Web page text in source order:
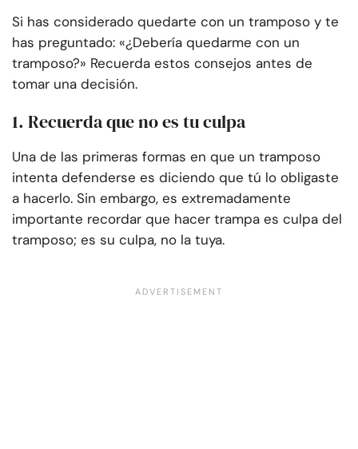
Si has considerado quedarte con un tramposo y te
has preguntado: «¿Debería quedarme con un
tramposo?» Recuerda estos consejos antes de
tomar una decisión.
1. Recuerda que no es tu culpa
Una de las primeras formas en que un tramposo
intenta defenderse es diciendo que tú lo obligaste
a hacerlo. Sin embargo, es extremadamente
importante recordar que hacer trampa es culpa del
tramposo; es su culpa, no la tuya.